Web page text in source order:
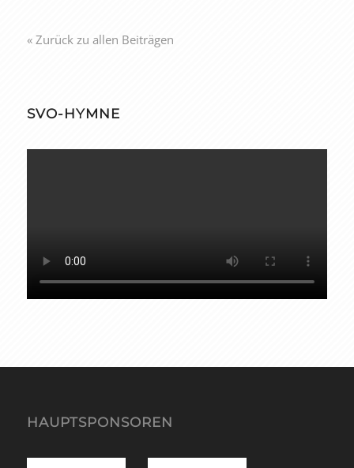
« Zurück zu allen Beiträgen
SVO-HYMNE
HAUPTSPONSOREN